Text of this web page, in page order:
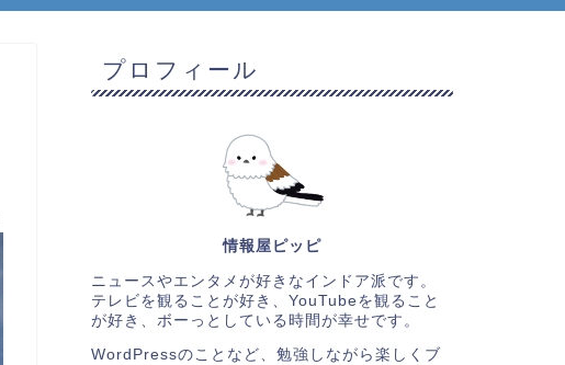
プロフィール
情報屋ピッピ
ニュースやエンタメが好きなインドア派です。
テレビを観ることが好き、YouTubeを観ること
が好き、ボーっとしている時間が幸せです。
WordPressのことなど、勉強しながら楽しくブ